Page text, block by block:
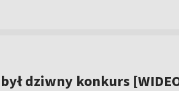
dziwny konkurs